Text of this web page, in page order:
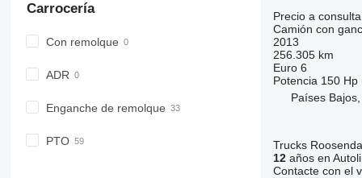
Carrocería
Con remolque
ADR
Enganche de remolque
PTO
Precio a
Camión con
2013
256.305 km
Euro 6
Potencia 150 Hp
Países
Trucks
12años en
Contacte con el